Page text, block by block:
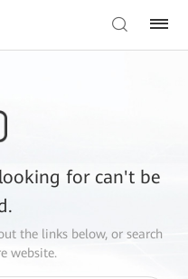
for can't be
the links below, or search
website.